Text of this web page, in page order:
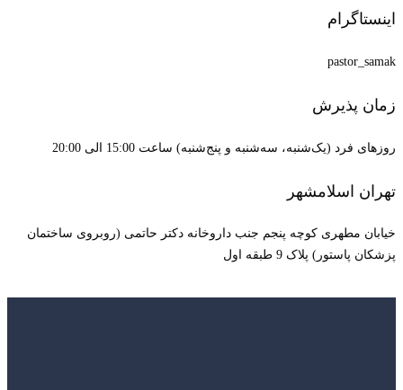
اینستاگرام
pastor_samak
زمان پذیرش
روزهای فرد (یک‌شنبه، سه‌شنبه و پنج‌شنبه) ساعت 15:00 الی 20:00
تهران اسلامشهر
خیابان مطهری کوچه پنجم جنب داروخانه دکتر حاتمی (روبروی ساختمان
پزشکان پاستور) پلاک 9 طبقه اول